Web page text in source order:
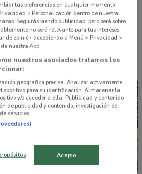
Todas las tiendas Sam's Club
NUEVO
tus preferencias en cualquier momento
> Personalización dentro de nuestra
Seguirás viendo publicidad, pero será sobre
no será relevante para tus intereses.
de opinión accediendo a Menú > Privacidad >
nuestra App.
nuestros asociados tratamos los
geográfica precisa. Analizar activamente
para su identificación. Almacenar la
y/o acceder a ella. Publicidad y contenido
de publicidad y contenido, investigación de
servicios.
Acepto